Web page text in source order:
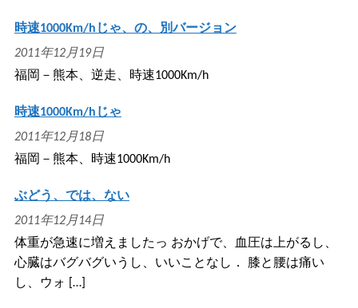
時速1000Km/hじゃ、の、別バージョン
2011年12月19日
福岡－熊本、逆走、時速1000Km/h
時速1000Km/hじゃ
2011年12月18日
福岡－熊本、時速1000Km/h
ぶどう、では、ない
2011年12月14日
体重が急速に増えましたっ おかげで、血圧は上がるし、
心臓はバグバグいうし、いいことなし． 膝と腰は痛い
し、ウォ […]